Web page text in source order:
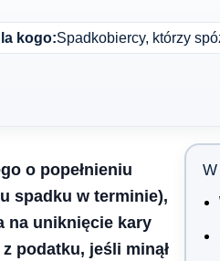
kogo:Spadkobiercy, którzy
o popełnieniu
spadku w terminie),
na uniknięcie kary
podatku, jeśli minął